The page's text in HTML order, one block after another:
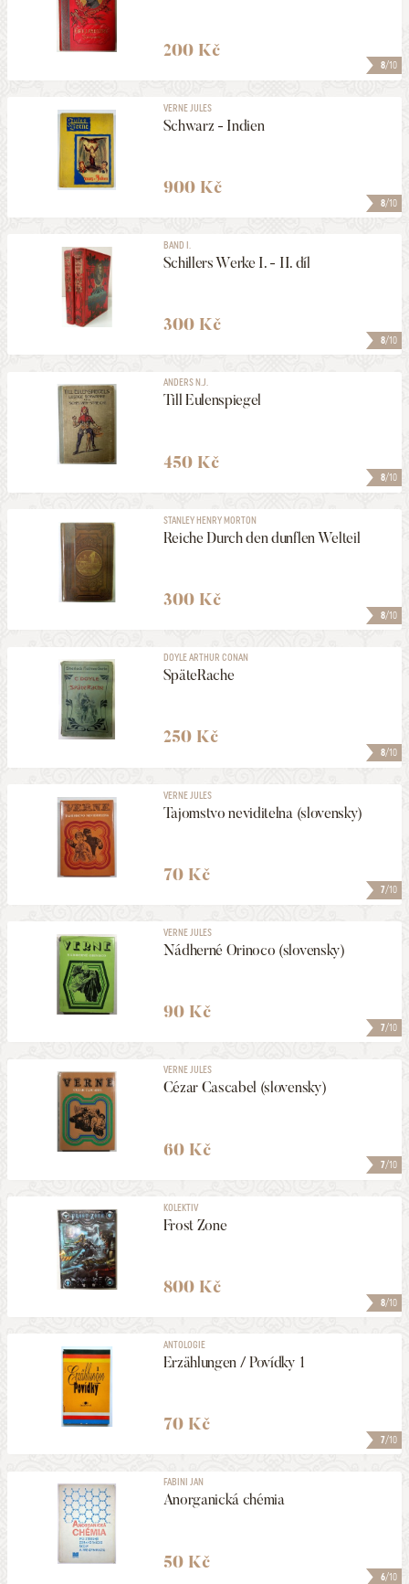
8/10
200 Kč
8/10
VERNE JULES
Schwarz - Indien
900 Kč
8/10
BAND I.
Schillers Werke I. - II. díl
300 Kč
8/10
ANDERS N.J.
Till Eulenspiegel
450 Kč
8/10
STANLEY HENRY MORTON
Reiche Durch den dunflen Welteil
300 Kč
8/10
DOYLE ARTHUR CONAN
SpäteRache
250 Kč
7/10
VERNE JULES
Tajomstvo neviditelna (slovensky)
70 Kč
7/10
VERNE JULES
Nádherné Orinoco (slovensky)
90 Kč
7/10
VERNE JULES
Cézar Cascabel (slovensky)
60 Kč
8/10
KOLEKTIV
Frost Zone
800 Kč
7/10
ANTOLOGIE
Erzählungen / Povídky 1
70 Kč
6/10
FABINI JAN
Anorganická chémia
50 Kč